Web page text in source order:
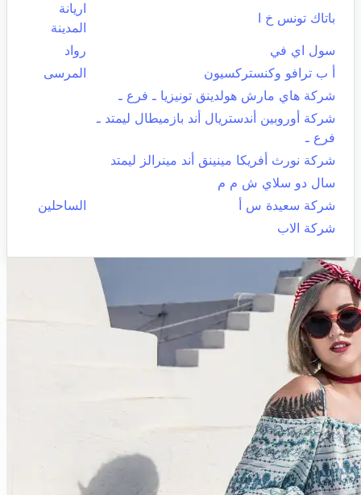
باتاك تونس خ ا
اريانة
المدينة
سول اي في
رواد
أ ب ترافو وكنستركسيون
المرسى
شركة هاي مارش هولدينق تونيزيا ـ فرع ـ
شركة أوروبين أندستريال أند بازميطال ليمتد ـ
فرع ـ
شركة نورث أفريكا مينينق أند مينرالز ليمتد
سال دو سلاي ش م م
شركة سعيدة س أ
الساحلين
شركة الاب